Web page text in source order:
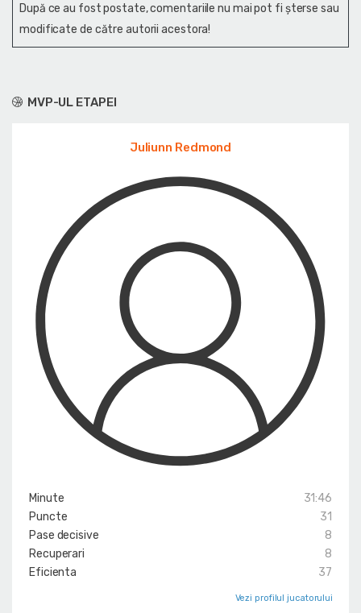
MVP-UL ETAPEI
Juliunn Redmond
Minute
31:46
Puncte
31
Pase decisive
8
Recuperari
8
Eficienta
37
Vezi profilul jucatorului
După ce au fost postate, comentariile nu mai pot fi șterse sau
modificate de către autorii acestora!